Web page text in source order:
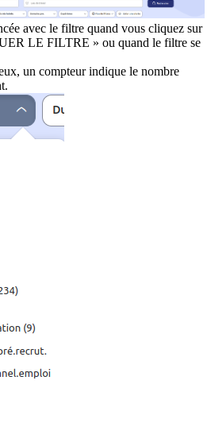
avec le filtre quand vous cliquez sur
LE FILTRE » ou quand le filtre se
un compteur indique le nombre